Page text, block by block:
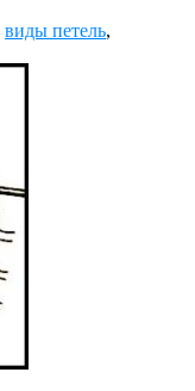
виды петель,